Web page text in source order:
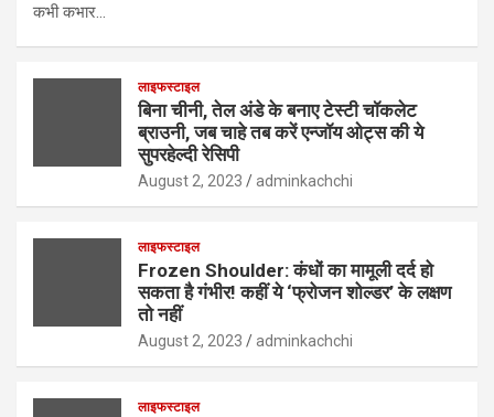
कभी कभार…
लाइफस्टाइल
बिना चीनी, तेल अंडे के बनाए टेस्टी चॉकलेट
ब्राउनी, जब चाहे तब करें एन्जॉय ओट्स की ये
सुपरहेल्दी रेसिपी
August 2, 2023 adminkachchi
लाइफस्टाइल
Frozen Shoulder: कंधों का मामूली दर्द हो
सकता है गंभीर! कहीं ये ‘फ्रोजन शोल्डर’ के लक्षण
तो नहीं
August 2, 2023 adminkachchi
लाइफस्टाइल